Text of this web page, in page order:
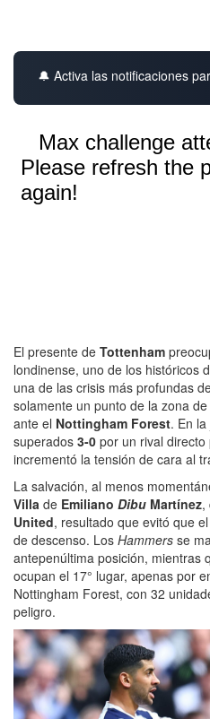
🔔 Activa las notificaciones
El presente de Tottenham
londinense, uno de los históricos
una de las crisis más profundas
solamente un punto de la zona
ante el Nottingham Forest. En
superados 3-0 por un rival
incrementó la tensión de cara al
La salvación, al menos
Villa de Emiliano Dibu Martínez,
United, resultado que evitó que
de descenso. Los Hammers se
antepenúltima posición, mientras
ocupan el 17° lugar, apenas por
Nottingham Forest, con 32
peligro.